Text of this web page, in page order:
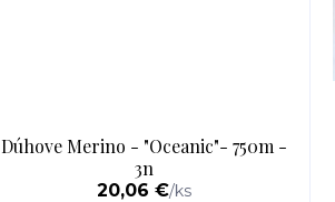
Dúhove Merino - "Oceanic"- 750m -
3n
20,06 €/ks